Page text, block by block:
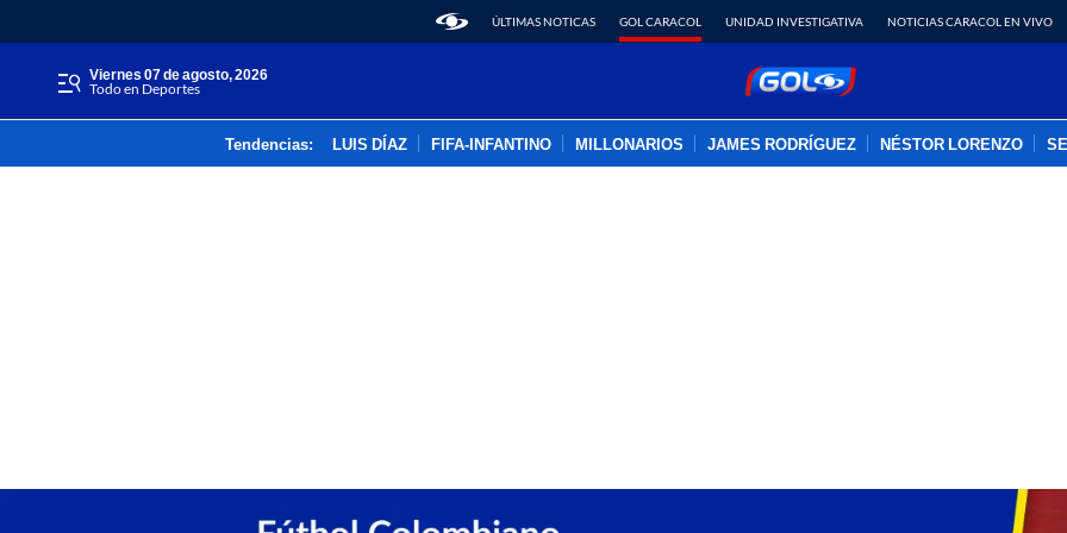
ÚLTIMAS NOTICAS GOL CARACOL UNIDAD INVESTIGATIVA NOTICIAS CARACOL EN VIVO
viernes 07 de agosto, 2026
Todo en Deportes
Tendencias: LUIS DÍAZ FIFA-INFANTINO MILLONARIOS JAMES RODRÍGUEZ NÉSTOR LORENZO